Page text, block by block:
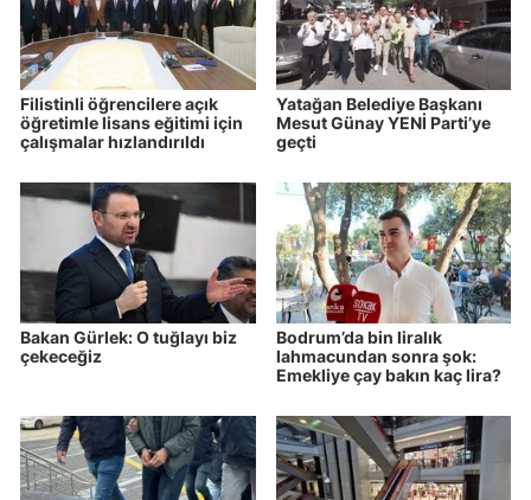
Filistinli öğrencilere açık
öğretimle lisans eğitimi için
çalışmalar hızlandırıldı
Yatağan Belediye Başkanı
Mesut Günay YENİ Parti’ye
geçti
Bakan Gürlek: O tuğlayı biz
çekeceğiz
Bodrum’da bin liralık
lahmacundan sonra şok:
Emekliye çay bakın kaç lira?